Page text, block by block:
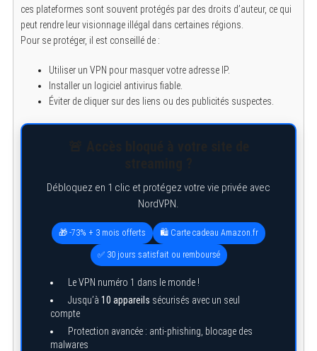
ces plateformes sont souvent protégés par des droits d’auteur, ce qui
peut rendre leur visionnage illégal dans certaines régions.
Pour se protéger, il est conseillé de :
Utiliser un VPN pour masquer votre adresse IP.
Installer un logiciel antivirus fiable.
Éviter de cliquer sur des liens ou des publicités suspectes.
Débloquez en 1 clic et protégez votre vie privée avec
NordVPN.
🎁 -73% + 3 mois offerts 🛍️ Carte cadeau Amazon.fr
✅ 30 jours satisfait ou remboursé
Le VPN numéro 1 dans le monde !
Jusqu’à 10 appareils sécurisés avec un seul
compte
Protection avancée : anti-phishing, blocage des
malwares